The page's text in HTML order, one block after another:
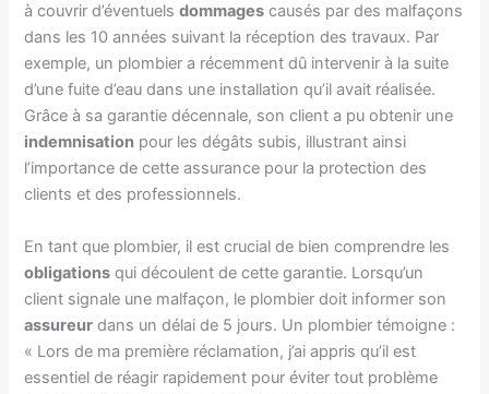
à couvrir d’éventuelsdommages causés par des malfaçons
dans les 10 années suivant la réception des travaux. Par
exemple, un plombier a récemment dû intervenir à la suite
d’une fuite d’eau dans une installation qu’il avait réalisée.
Grâce à sa garantie décennale, son client a pu obtenir une
indemnisation pour les dégâts subis, illustrant ainsi
l’importance de cette assurance pour la protection des
clients et des professionnels.
En tant que plombier, il est crucial de bien comprendre les
obligations qui découlent de cette garantie. Lorsqu’un
client signale une malfaçon, le plombier doit informer son
assureur dans un délai de 5 jours. Un plombier témoigne :
« Lors de ma première réclamation, j’ai appris qu’il est
essentiel de réagir rapidement pour éviter tout problème